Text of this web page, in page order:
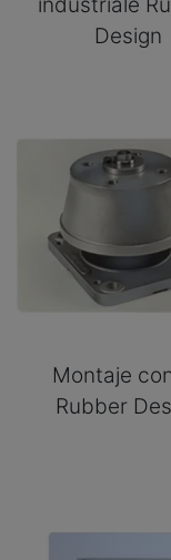
industriale
Design
Montaje
Rubber